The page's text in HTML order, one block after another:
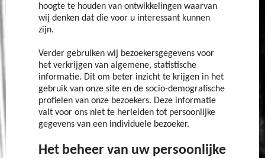
hoogte te houden van ontwikkelingen waarvan
wij denken dat die voor u interessant kunnen
zijn.
Verder gebruiken wij bezoekersgegevens voor
het verkrijgen van algemene, statistische
informatie. Dit om beter inzicht te krijgen in het
gebruik van onze site en de socio-demografische
profielen van onze bezoekers. Deze informatie
valt voor ons niet te herleiden tot persoonlijke
gegevens van een individuele bezoeker.
Het beheer van uw persoonlijke